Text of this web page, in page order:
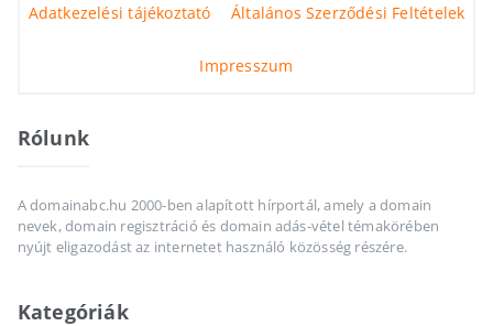
Adatkezelési tájékoztató Általános Szerződési Feltételek
Impresszum
Rólunk
A domainabc.hu 2000-ben alapított hírportál, amely a domain
nevek, domain regisztráció és domain adás-vétel témakörében
nyújt eligazodást az internetet használó közösség részére.
Kategóriák